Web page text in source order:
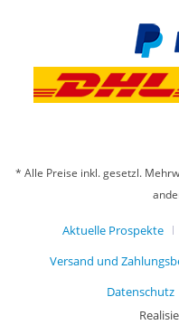
* Alle Preise inkl. gesetzl.
Aktuelle Prospekte
Versand und
Datenschutz